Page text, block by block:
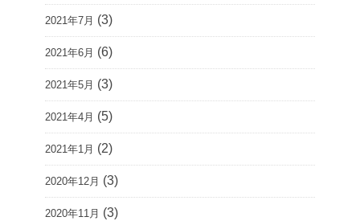
2021年7月 (3)
2021年6月 (6)
2021年5月 (3)
2021年4月 (5)
2021年1月 (2)
2020年12月 (3)
2020年11月 (3)